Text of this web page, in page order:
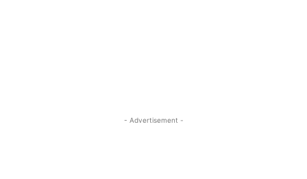
- Advertisement -